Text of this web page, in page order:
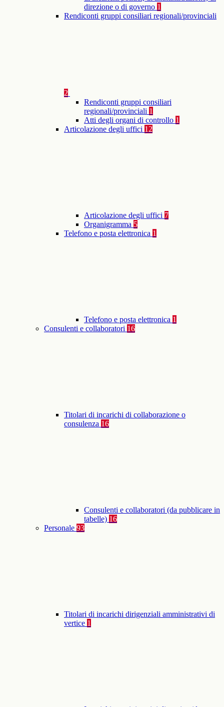
direzione o di governo 1
Rendiconti gruppi consiliari regionali/provinciali
2
Rendiconti gruppi consiliari
regionali/provinciali 1
Atti degli organi di controllo 1
Articolazione degli uffici 12
Articolazione degli uffici 7
Organigramma 5
Telefono e posta elettronica 1
Telefono e posta elettronica 1
Consulenti e collaboratori 16
Titolari di incarichi di collaborazione o
consulenza 16
Consulenti e collaboratori (da pubblicare in
tabelle) 16
Personale 93
Titolari di incarichi dirigenziali amministrativi di
vertice 1